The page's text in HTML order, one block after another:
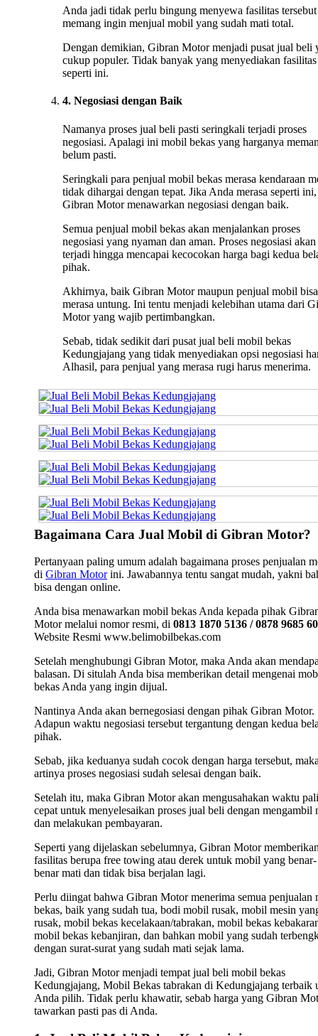
Anda jadi tidak perlu bingung menyewa fasilitas
memang ingin menjual mobil yang sudah mati total.
Dengan demikian, Gibran Motor menjadi pusat jual beli
cukup populer. Tidak banyak yang menyediakan fasilitas
seperti ini.
4. Negosiasi dengan Baik
Namanya proses jual beli pasti seringkali terjadi proses
negosiasi. Apalagi ini mobil bekas yang harganya
belum pasti.
Seringkali para penjual mobil bekas merasa kendaraan
tidak dihargai dengan tepat. Jika Anda merasa seperti ini,
Gibran Motor menawarkan negosiasi dengan baik.
Semua penjual mobil bekas akan menjalankan proses
negosiasi yang nyaman dan aman. Proses negosiasi akan
terjadi hingga mencapai kecocokan harga bagi kedua
pihak.
Akhirnya, baik Gibran Motor maupun penjual mobil bisa
merasa untung. Ini tentu menjadi kelebihan utama dari
Motor yang wajib pertimbangkan.
Sebab, tidak sedikit dari pusat jual beli mobil bekas
Kedungjajang yang tidak menyediakan opsi negosiasi
Alhasil, para penjual yang merasa rugi harus menerima.
Bagaimana Cara Jual Mobil di Gibran Motor?
Pertanyaan paling umum adalah bagaimana proses penjualan
di Gibran Motorini. Jawabannya tentu sangat mudah, yakni
bisa dengan online.
Anda bisa menawarkan mobil bekas Anda kepada pihak
Motor melalui nomor resmi, di 0813 1870 5136 / 0878 9685
Website Resmi www.belimobilbekas.com
Setelah menghubungi Gibran Motor, maka Anda akan
balasan. Di situlah Anda bisa memberikan detail mengenai
bekas Anda yang ingin dijual.
Nantinya Anda akan bernegosiasi dengan pihak Gibran Motor.
Adapun waktu negosiasi tersebut tergantung dengan kedua
pihak.
Sebab, jika keduanya sudah cocok dengan harga tersebut,
artinya proses negosiasi sudah selesai dengan baik.
Setelah itu, maka Gibran Motor akan mengusahakan waktu
cepat untuk menyelesaikan proses jual beli dengan mengambil
dan melakukan pembayaran.
Seperti yang dijelaskan sebelumnya, Gibran Motor
fasilitas berupa free towing atau derek untuk mobil yang benar-
benar mati dan tidak bisa berjalan lagi.
Perlu diingat bahwa Gibran Motor menerima semua penjualan
bekas, baik yang sudah tua, bodi mobil rusak, mobil mesin
rusak, mobil bekas kecelakaan/tabrakan, mobil bekas
mobil bekas kebanjiran, dan bahkan mobil yang sudah
dengan surat-surat yang sudah mati sejak lama.
Jadi, Gibran Motor menjadi tempat jual beli mobil bekas
Kedungjajang, Mobil Bekas tabrakan di Kedungjajang terbaik
Anda pilih. Tidak perlu khawatir, sebab harga yang Gibran
tawarkan pasti pas di Anda.